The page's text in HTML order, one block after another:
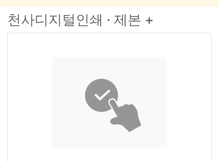
천사디지털인쇄 · 제본 +